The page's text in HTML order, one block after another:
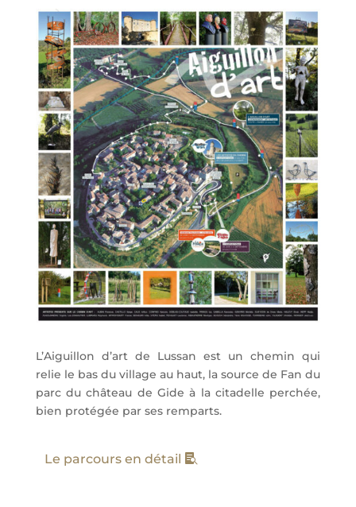
L’Aiguillon d’art de Lussan est un chemin qui
relie le bas du village au haut, la source de Fan du
parc du château de Gide à la citadelle perchée,
bien protégée par ses remparts.
Le parcours en détail